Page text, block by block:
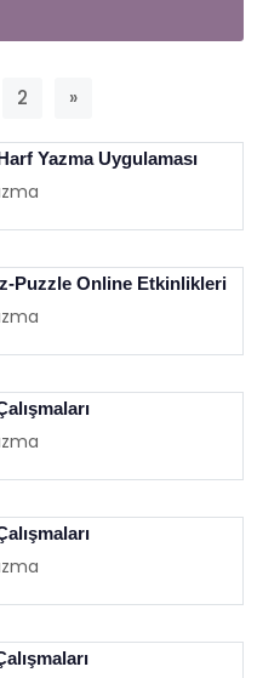
2 »
Yazma Uygulaması
Puzzle Online Etkinlikleri